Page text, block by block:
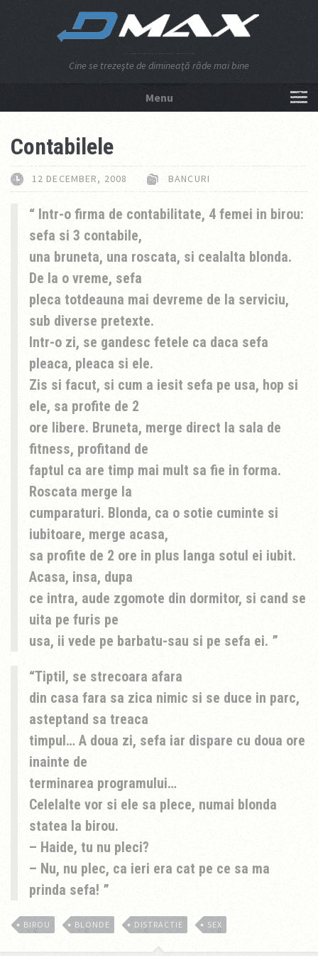
Cine se trezeşte de dimineaţă râde mai bine
Menu
Contabilele
12 DECEMBER, 2008 BANCURI
Intr-o firma de contabilitate, 4 femei in birou:
sefa si 3 contabile,
una bruneta, una roscata, si cealalta blonda.
De la o vreme, sefa
pleca totdeauna mai devreme de la serviciu,
sub diverse pretexte.
Intr-o zi, se gandesc fetele ca daca sefa
pleaca, pleaca si ele.
Zis si facut, si cum a iesit sefa pe usa, hop si
ele, sa profite de 2
ore libere. Bruneta, merge direct la sala de
fitness, profitand de
faptul ca are timp mai mult sa fie in forma.
Roscata merge la
cumparaturi. Blonda, ca o sotie cuminte si
iubitoare, merge acasa,
sa profite de 2 ore in plus langa sotul ei iubit.
Acasa, insa, dupa
ce intra, aude zgomote din dormitor, si cand se
uita pe furis pe
usa, ii vede pe barbatu-sau si pe sefa ei.
Tiptil, se strecoara afara
din casa fara sa zica nimic si se duce in parc,
asteptand sa treaca
timpul… A doua zi, sefa iar dispare cu doua ore
inainte de
terminarea programului…
Celelalte vor si ele sa plece, numai blonda
statea la birou.
– Haide, tu nu pleci?
– Nu, nu plec, ca ieri era cat pe ce sa ma
prinda sefa!
BIROU BLONDE DISTRACTIE SEX